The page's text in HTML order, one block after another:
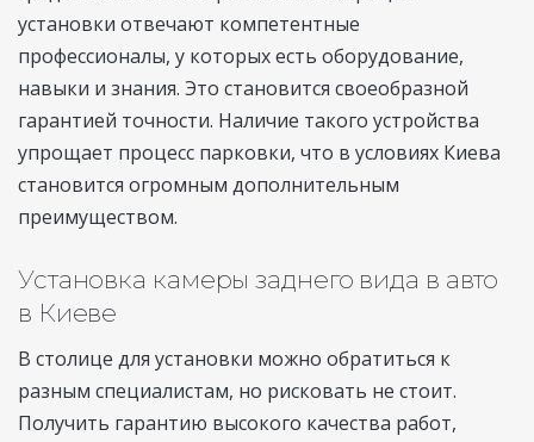
установки отвечают компетентные
профессионалы, у которых есть оборудование,
навыки и знания. Это становится своеобразной
гарантией точности. Наличие такого устройства
упрощает процесс парковки, что в условиях Киева
становится огромным дополнительным
преимуществом.
Установка камеры заднего вида в авто
в Киеве
В столице для установки можно обратиться к
разным специалистам, но рисковать не стоит.
Получить гарантию высокого качества работ,